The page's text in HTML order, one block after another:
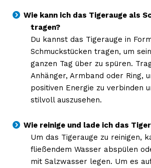
Wie kann ich das Tigerauge als
tragen?
Du kannst das Tigerauge in
Schmuckstücken tragen, um
ganzen Tag über zu spüren.
Anhänger, Armband oder Ring,
positiven Energie zu verbinden
stilvoll auszusehen.
Wie reinige und lade ich das
Um das Tigerauge zu reinigen,
fließendem Wasser abspülen
mit Salzwasser legen. Um es